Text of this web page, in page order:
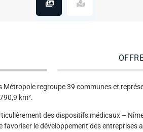
regroupe 39 communes et
km².
des dispositifs médicaux –
le développement des entreprises